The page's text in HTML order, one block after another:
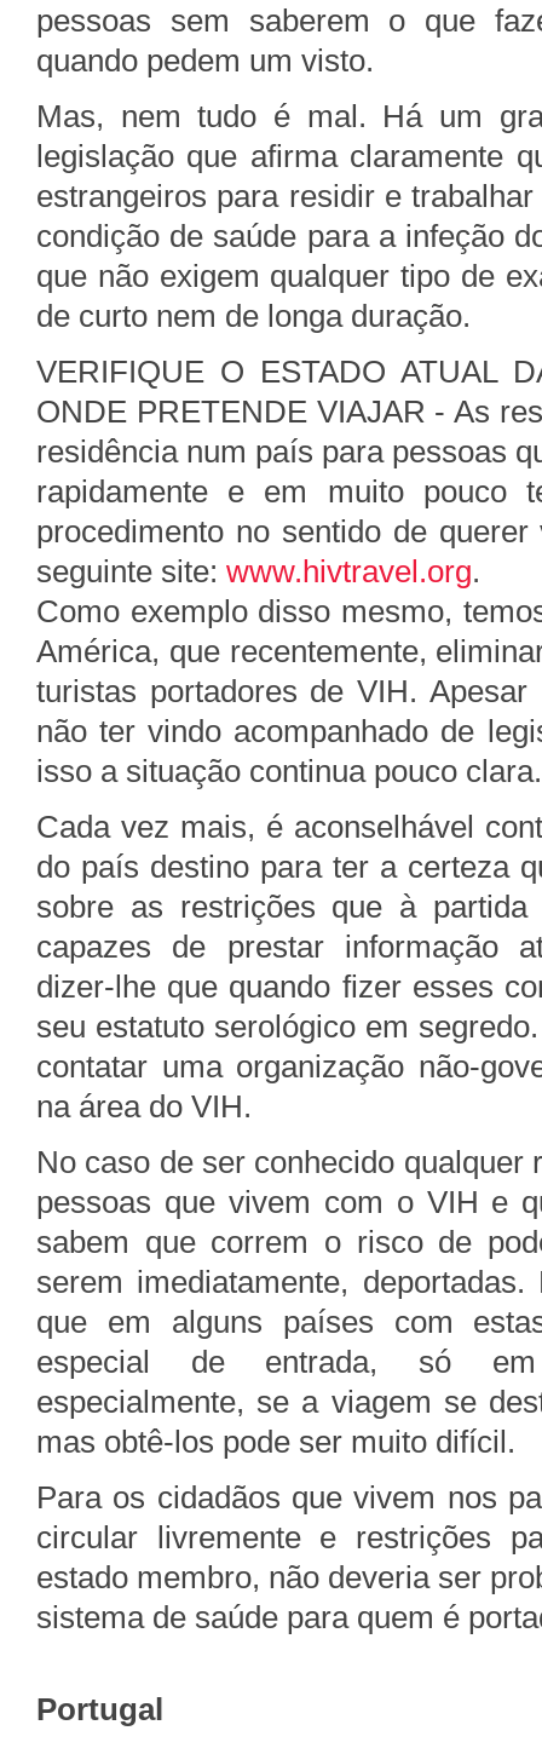
pessoas sem saberem o que
quando pedem um visto.
Mas, nem tudo é mal. Há um
legislação que afirma claramente
estrangeiros para residir e
condição de saúde para a infeção
que não exigem qualquer tipo de
de curto nem de longa duração.
VERIFIQUE O ESTADO ATUAL
ONDE PRETENDE VIAJAR - As
residência num país para pessoas
rapidamente e em muito pouco
procedimento no sentido de
seguinte site: www.hivtravel.org.
Como exemplo disso mesmo,
América, que recentemente,
turistas portadores de VIH.
não ter vindo acompanhado de
isso a situação continua pouco clara.
Cada vez mais, é aconselhável
do país destino para ter a certeza
sobre as restrições que à
capazes de prestar informação
dizer-lhe que quando fizer esses
seu estatuto serológico em
contatar uma organização não-
na área do VIH.
No caso de ser conhecido
pessoas que vivem com o VIH e
sabem que correm o risco de
serem imediatamente,
que em alguns países com
especial de entrada, só em
especialmente, se a viagem se
mas obtê-los pode ser muito difícil.
Para os cidadãos que vivem nos
circular livremente e restrições
estado membro, não deveria ser
sistema de saúde para quem é
Portugal